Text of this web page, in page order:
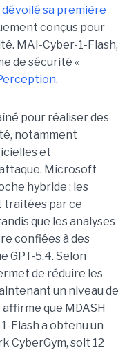
dévoilé sa première
conçus pour
MAI-Cyber-1-Flash,
de sécurité «
pour réaliser des
notamment
et
Microsoft
hybride : les
traitées par ce
que les analyses
confiées à des
GPT-5.4. Selon
de réduire les
un niveau de
que MDASH
Flash a obtenu un
CyberGym, soit 12